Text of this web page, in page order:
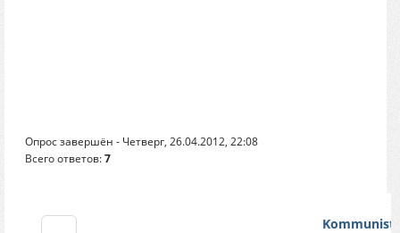
Опрос завершён - Четверг, 26.04.2012, 22:08
Всего ответов:7
Kommunist